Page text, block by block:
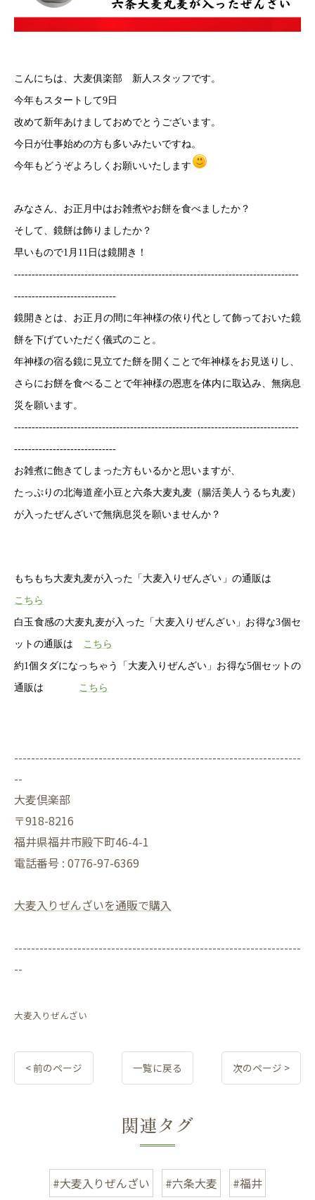
こんにちは、大麦俱楽部 新人スタッフです。
今年もスタートして9日
改めて新年あけましておめでとうございます。
今日が仕事始めの方も多いみたいですね。
今年もどうぞよろしくお願いいたします
みなさん、お正月中はお雑煮やお餅を食べましたか？
そして、鏡餅は飾りましたか？
早いもので1月11日は鏡開き！
---------------------------------------------------------------------------------
-----------------------------
鏡開きとは、お正月の間に年神様の依り代として飾っておいた鏡
餅を下げていただく儀式のこと 。
年神様の宿る鏡に見立てた餅を開くことで年神様をお見送りし、
さらにお餅を食べることで年神様の恩恵を体内に取込み、無病息
災を願います。
---------------------------------------------------------------------------------
-----------------------------
お雑煮に飽きてしまった方もいるかと思いますが、
たっぷりの北海道産小豆と六条大麦丸麦（腸活美人うるち丸麦）
が入ったぜんざいで無病息災を願いませんか？
もちもち大麦丸麦が入った「大麦入りぜんざい」の通販は
こちら
白玉食感の大麦丸麦が入った「大麦入りぜんざい」お得な3個セ
ットの通販は こちら
約1個タダになっちゃう「大麦入りぜんざい」お得な5個セットの
通販は こちら
--------------------------------------------------------------------
--
大麦倶楽部
〒918-8216
福井県福井市殿下町46-4-1
電話番号 : 0776-97-6369
大麦入りぜんざいを通販で購入
--------------------------------------------------------------------
--
大麦入りぜんざい
< 前のページ 一覧に戻る 次のページ >
関連タグ
#大麦入りぜんざい #六条大麦 #福井